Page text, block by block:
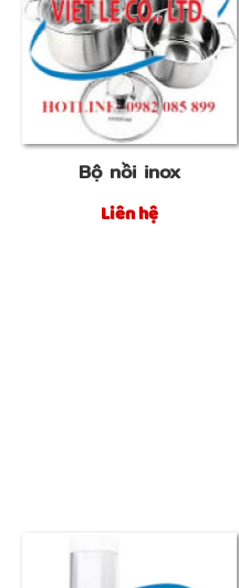
Bộ nồi inox
Liên hệ